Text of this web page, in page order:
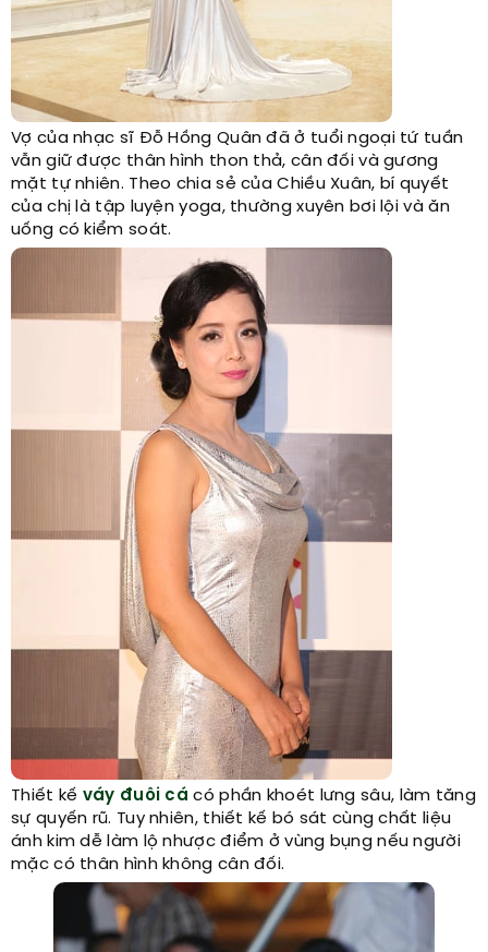
Vợ của nhạc sĩ Đỗ Hồng Quân đã ở tuổi ngoại tứ tuần
vẫn giữ được thân hình thon thả, cân đối và gương
mặt tự nhiên. Theo chia sẻ của Chiều Xuân, bí quyết
của chị là tập luyện yoga, thường xuyên bơi lội và ăn
uống có kiểm soát.
Thiết kế váy đuôi cá có phần khoét lưng sâu, làm tăng
sự quyến rũ. Tuy nhiên, thiết kế bó sát cùng chất liệu
ánh kim dễ làm lộ nhược điểm ở vùng bụng nếu người
mặc có thân hình không cân đối.